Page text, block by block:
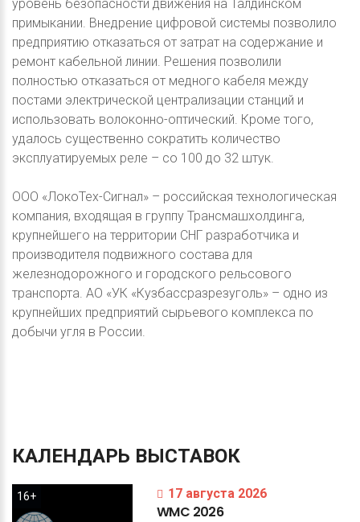
уровень безопасности движения на Талдинском
примыкании. Внедрение цифровой системы позволило
предприятию отказаться от затрат на содержание и
ремонт кабельной линии. Решения позволили
полностью отказаться от медного кабеля между
постами электрической централизации станций и
использовать волоконно-оптический. Кроме того,
удалось существенно сократить количество
эксплуатируемых реле – со 100 до 32 штук.
ООО «ЛокоТех-Сигнал» – российская технологическая
компания, входящая в группу Трансмашхолдинга,
крупнейшего на территории СНГ разработчика и
производителя подвижного состава для
железнодорожного и городского рельсового
транспорта. АО «УК «Кузбассразрезуголь» – одно из
крупнейших предприятий сырьевого комплекса по
добычи угля в России.
КАЛЕНДАРЬ ВЫСТАВОК
16+ 17 августа 2026
WMC 2026